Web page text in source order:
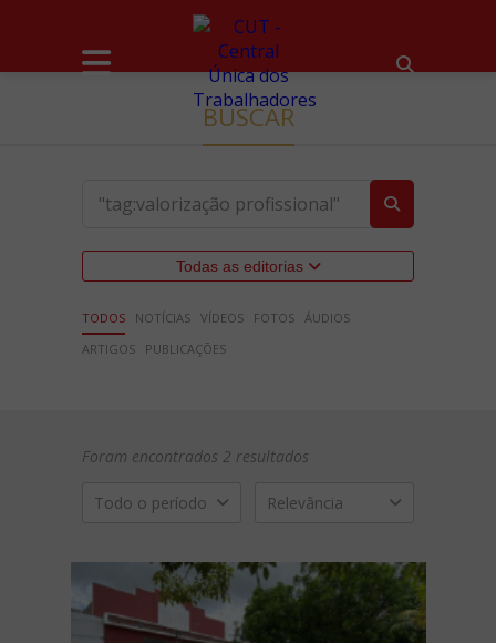
BUSCAR
Todas as editorias
TODOS NOTÍCIAS VÍDEOS FOTOS ÁUDIOS
ARTIGOS
PUBLICAÇÕES
Foram encontrados 2 resultados
Todo o período Relevância